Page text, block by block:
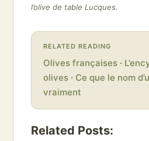
l’olive de table Lucques.
RELATED READING
Olives françaises ·
olives · Ce que le nom
vraiment
Related Posts: